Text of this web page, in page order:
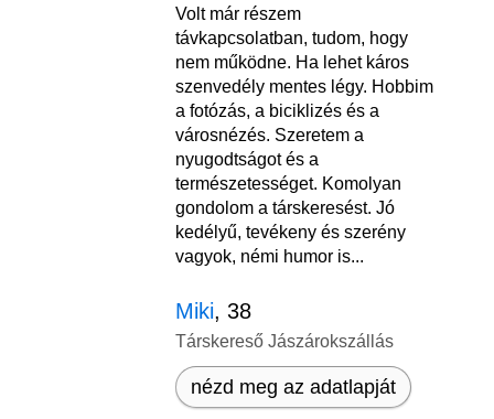
Volt már részem
távkapcsolatban, tudom, hogy
nem működne. Ha lehet káros
szenvedély mentes légy. Hobbim
a fotózás, a biciklizés és a
városnézés. Szeretem a
nyugodtságot és a
természetességet. Komolyan
gondolom a társkeresést. Jó
kedélyű, tevékeny és szerény
vagyok, némi humor is...
Miki, 38
Társkereső Jászárokszállás
nézd meg az adatlapját